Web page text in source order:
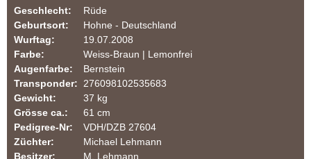
D
a
m
a
Geschlecht:
Rüde
Geburtsort:
Hohne - Deutschland
Wurftag:
19.07.2008
Farbe:
Weiss-Braun | Lemonfrei
Augenfarbe:
Bernstein
Transponder: 276098102535683
Gewicht:
37 kg
Grösse ca.:
61 cm
Pedigree-Nr:
VDH/DZB 27604
Züchter:
Michael Lehmann
Besitzer:
M. Lehmann